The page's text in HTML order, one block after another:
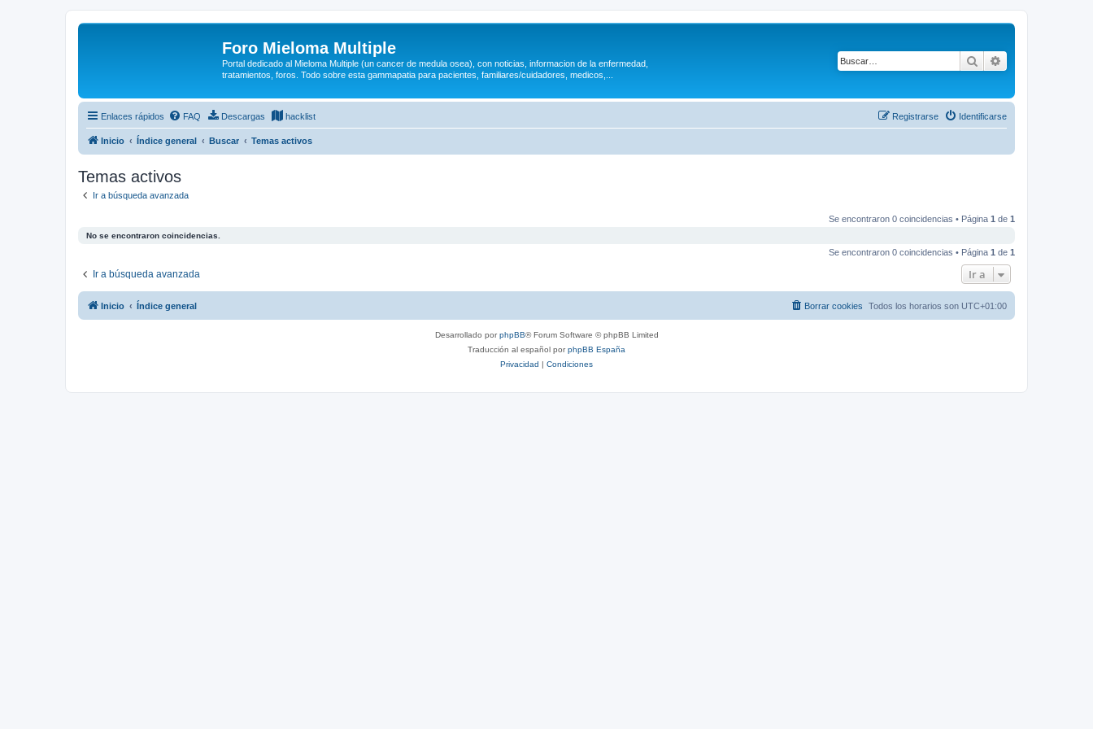
Foro Mieloma Multiple
Portal dedicado al Mieloma Multiple (un cancer de medula osea), con noticias, informacion de la enfermedad,
tratamientos, foros. Todo sobre esta gammapatia para pacientes, familiares/cuidadores, medicos,...
Buscar
Enlaces rápidos FAQ Descargas hacklist Identificarse
Registrarse
Inicio Índice general Buscar Temas activos
Temas activos
Ir a búsqueda avanzada
Se encontraron 0 coincidencias • Página 1 de 1
No se encontraron coincidencias.
Se encontraron 0 coincidencias • Página 1 de 1
Ir a búsqueda avanzada Ir a
Inicio Índice general Todos los horarios son UTC+01:00
Borrar cookies
Desarrollado porphpBB® Forum Software © phpBB Limited
Traducción al español porphpBB España
Privacidad | Condiciones